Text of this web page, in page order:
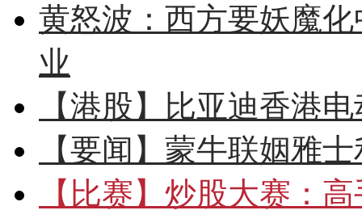
黄怒波：西方要妖魔
业
【港股】
比亚迪香港
【要闻】 蒙牛联姻雅
【比赛】 炒股大赛：高